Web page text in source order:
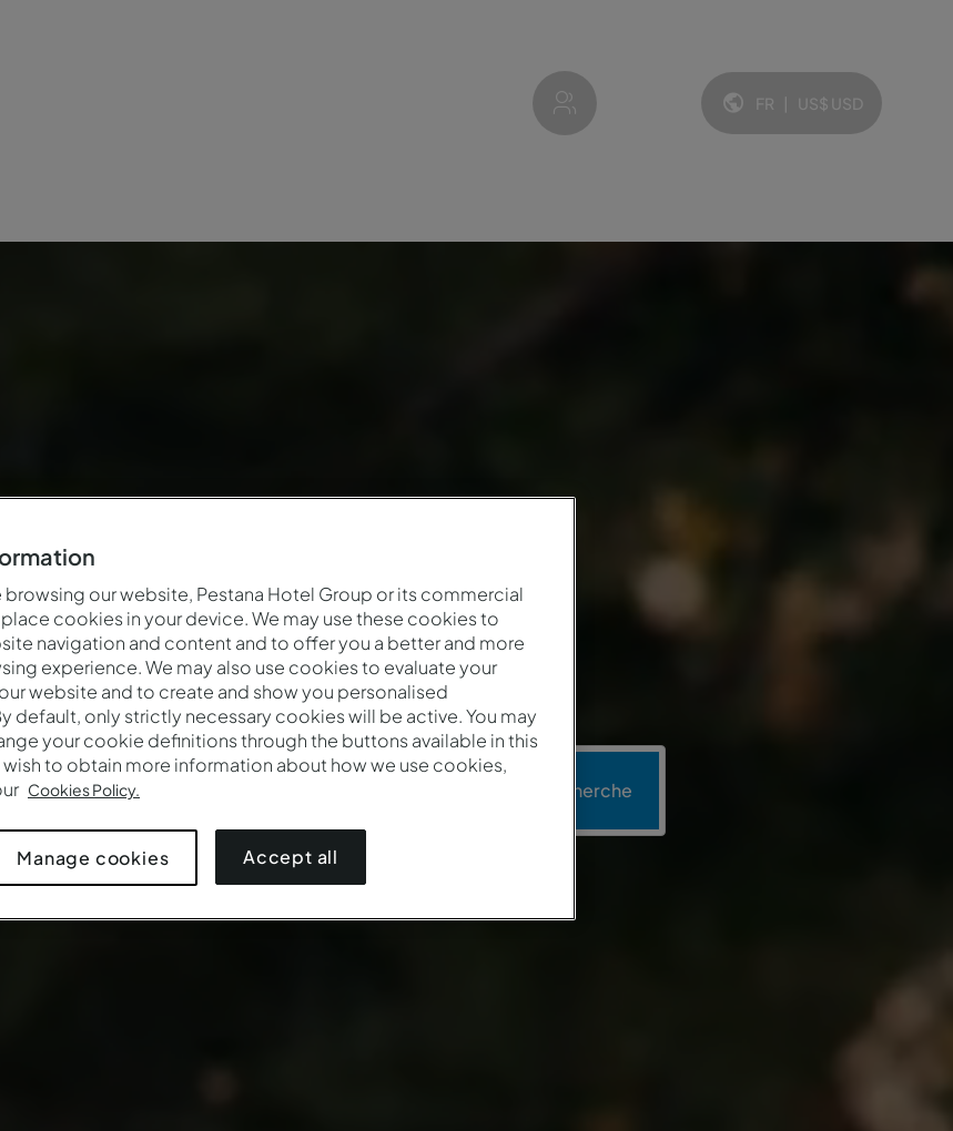
Langue et devise:
FR | US$ USD
Quand
Arrivée — Départ Recherche
browsing our website, Pestana Hotel Group or its commercial
cookies in your device. We may use these cookies to
navigation and content and to offer you a better and more
experience. We may also use cookies to evaluate your
website and to create and show you personalised
default, only strictly necessary cookies will be active. You may
your cookie definitions through the buttons available in this
wish to obtain more information about how we use cookies,
Cookies Policy.
Manage cookies Accept all